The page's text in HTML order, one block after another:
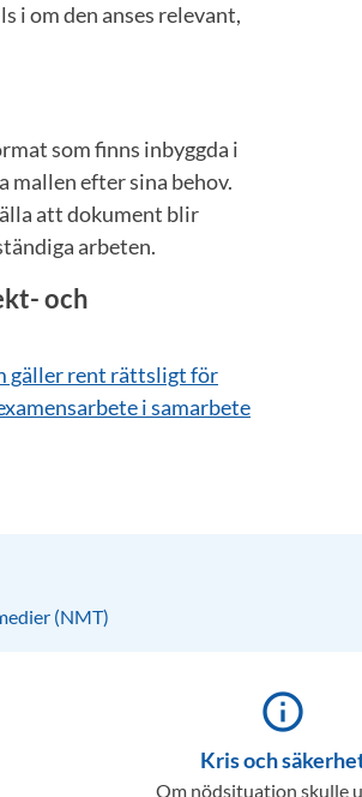
i om den anses relevant,
som finns inbyggda i
mallen efter sina behov.
att dokument blir
arbeten.
och
gäller rent rättsligt för
i samarbete
(NMT)
info_outline
Kris och
Om nödsituation skulle